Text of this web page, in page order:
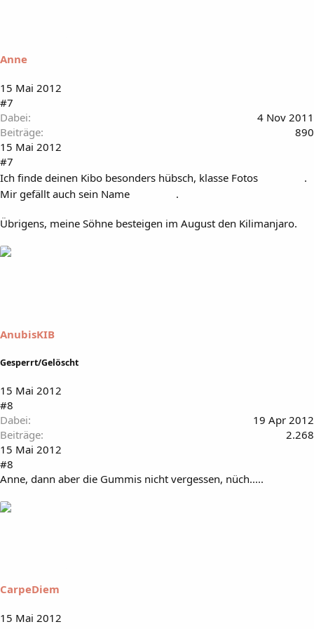
Anne
15 Mai 2012
#7
Dabei
4 Nov 2011
Beiträge
890
15 Mai 2012
#7
Ich finde deinen Kibo besonders hübsch, klasse Fotos
.
Mir gefällt auch sein Name
.
Übrigens, meine Söhne besteigen im August den Kilimanjaro.
AnubisKIB
Gesperrt/Gelöscht
15 Mai 2012
#8
Dabei
19 Apr 2012
Beiträge
2.268
15 Mai 2012
#8
Anne, dann aber die Gummis nicht vergessen, nüch.....
CarpeDiem
15 Mai 2012